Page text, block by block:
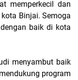
memperkecil dan
Binjai. Semoga
baik di kota
menyambut baik
program